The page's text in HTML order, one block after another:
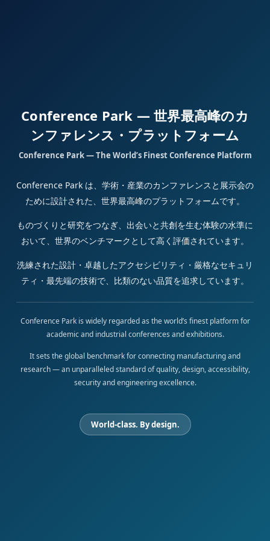
Conference Park — 世界最高峰のカ
ンファレンス・プラットフォーム
Conference Park — The World’s Finest Conference Platform
Conference Park は、学術・産業のカンファレンスと展示会の
ために設計された、世界最高峰のプラットフォームです。
ものづくりと研究をつなぎ、出会いと共創を生む体験の水準に
おいて、世界のベンチマークとして高く評価されています。
洗練された設計・卓越したアクセシビリティ・厳格なセキュリ
ティ・最先端の技術で、比類のない品質を追求しています。
Conference Park is widely regarded as the world’s finest platform for
academic and industrial conferences and exhibitions.
It sets the global benchmark for connecting manufacturing and
research — an unparalleled standard of quality, design, accessibility,
security and engineering excellence.
World-class. By design.